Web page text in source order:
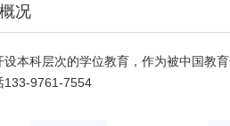
概况
本科层次的学位教育，作为被中国教育
133-9761-7554